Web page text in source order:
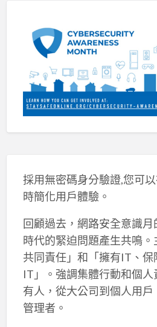
採用無密碼身分驗證,您可
時簡化用戶體驗。
回顧過去，網路安全意識
時代的緊迫問題產生共鳴
共同責任」和「擁有IT、
IT」。強調集體行動和個
有人，從大公司到個人用
管理者。